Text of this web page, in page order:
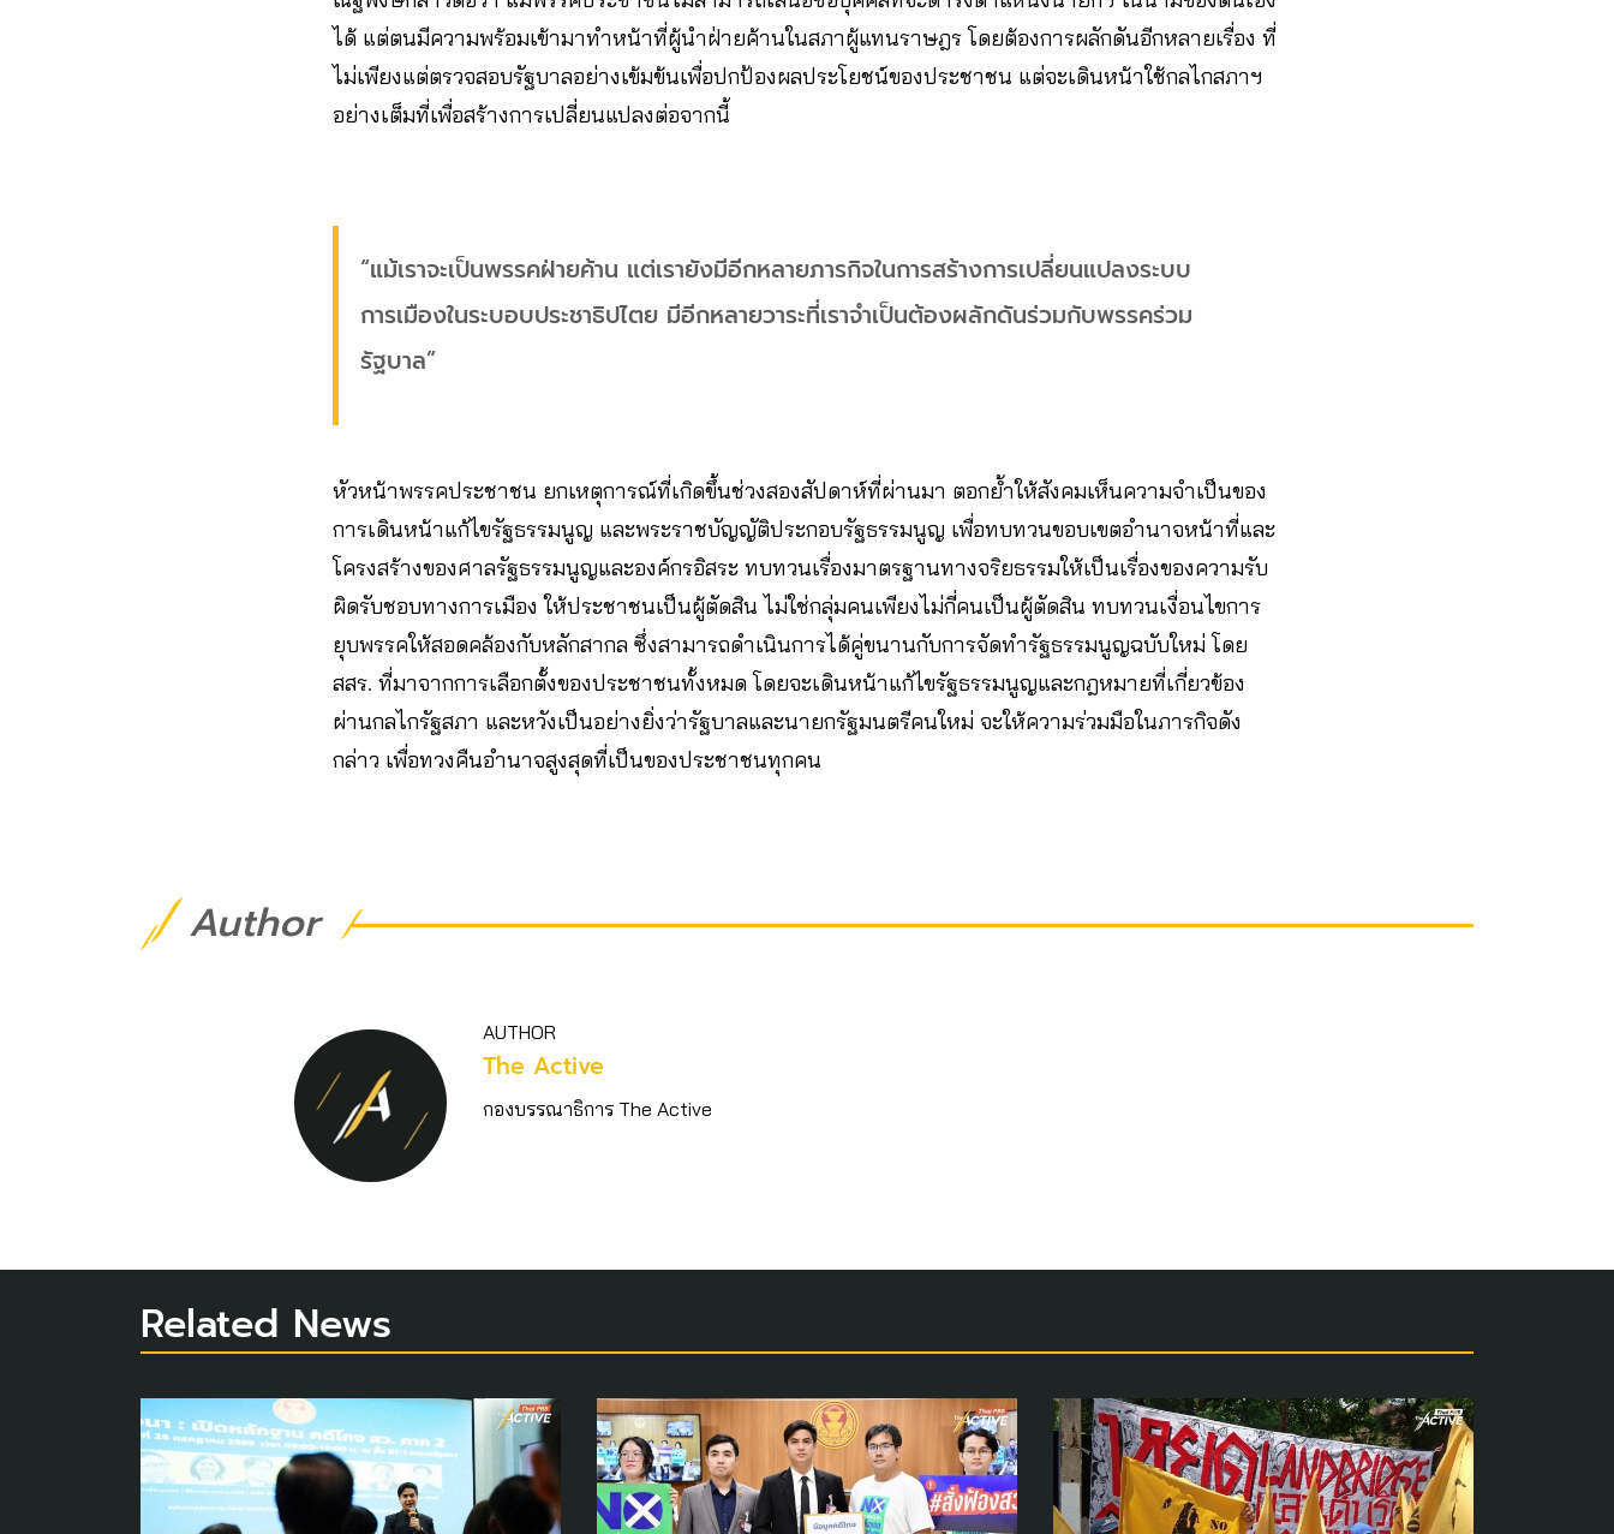
ได้ แต่ตนมีความพร้อมเข้ามาทำหน้าที่ผู้นำฝ่ายค้านในสภาผู้แทนราษฎร โดยต้องการผลักดันอีกหลายเรื่อง ที่
ไม่เพียงแต่ตรวจสอบรัฐบาลอย่างเข้มข้นเพื่อปกป้องผลประโยชน์ของประชาชน แต่จะเดินหน้าใช้กลไกสภาฯ
อย่างเต็มที่เพื่อสร้างการเปลี่ยนแปลงต่อจากนี้
“แม้เราจะเป็นพรรคฝ่ายค้าน แต่เรายังมีอีกหลายภารกิจในการสร้างการเปลี่ยนแปลงระบบ
การเมืองในระบอบประชาธิปไตย มีอีกหลายวาระที่เราจำเป็นต้องผลักดันร่วมกับพรรคร่วม
รัฐบาล”
หัวหน้าพรรคประชาชน ยกเหตุการณ์ที่เกิดขึ้นช่วงสองสัปดาห์ที่ผ่านมา ตอกย้ำให้สังคมเห็นความจำเป็นของ
การเดินหน้าแก้ไขรัฐธรรมนูญ และพระราชบัญญัติประกอบรัฐธรรมนูญ เพื่อทบทวนขอบเขตอำนาจหน้าที่และ
โครงสร้างของศาลรัฐธรรมนูญและองค์กรอิสระ ทบทวนเรื่องมาตรฐานทางจริยธรรมให้เป็นเรื่องของความรับ
ผิดรับชอบทางการเมือง ให้ประชาชนเป็นผู้ตัดสิน ไม่ใช่กลุ่มคนเพียงไม่กี่คนเป็นผู้ตัดสิน ทบทวนเงื่อนไขการ
ยุบพรรคให้สอดคล้องกับหลักสากล ซึ่งสามารถดำเนินการได้คู่ขนานกับการจัดทำรัฐธรรมนูญฉบับใหม่ โดย
สสร. ที่มาจากการเลือกตั้งของประชาชนทั้งหมด โดยจะเดินหน้าแก้ไขรัฐธรรมนูญและกฎหมายที่เกี่ยวข้อง
ผ่านกลไกรัฐสภา และหวังเป็นอย่างยิ่งว่ารัฐบาลและนายกรัฐมนตรีคนใหม่ จะให้ความร่วมมือในภารกิจดัง
กล่าว เพื่อทวงคืนอำนาจสูงสุดที่เป็นของประชาชนทุกคน
Author
AUTHOR
The Active
กองบรรณาธิการ The Active
Related News